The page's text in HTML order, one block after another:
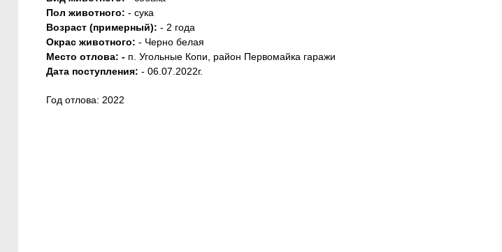
Пол животного: - сука
Возраст (примерный): - 2 года
Окрас животного: - Черно белая
Место отлова: - п. Угольные Копи, район Первомайка гаражи
Дата поступления: - 06.07.2022г.
Год отлова: 2022